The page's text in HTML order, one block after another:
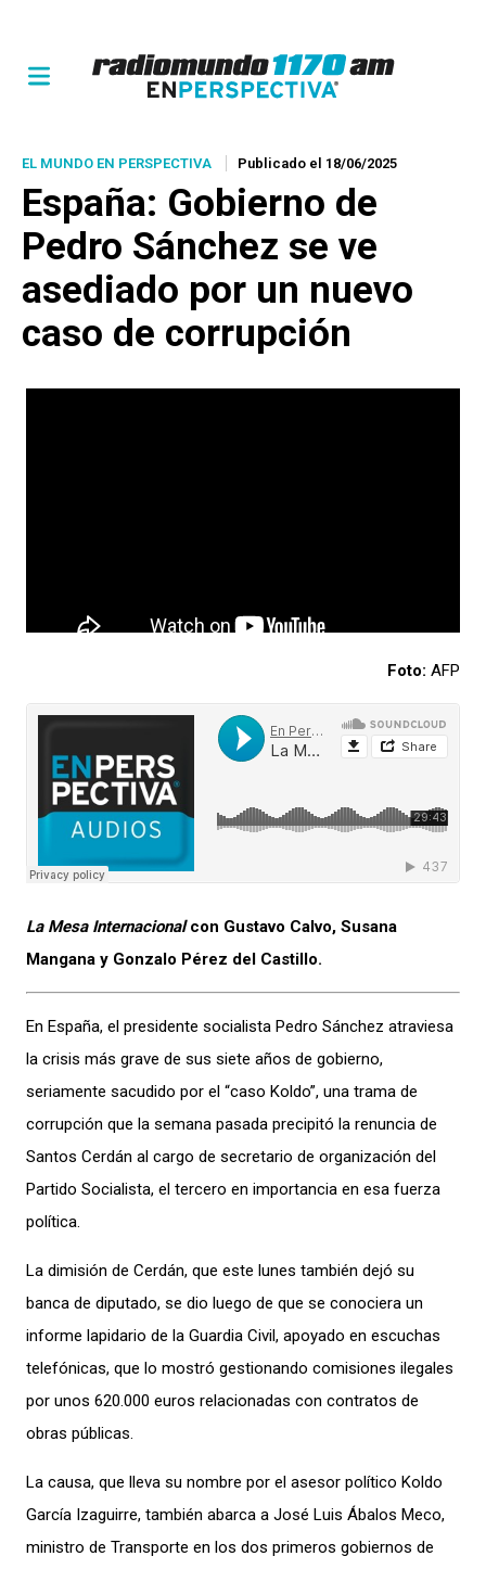
EL MUNDO EN PERSPECTIVA Publicado el 18/06/2025
España: Gobierno de
Pedro Sánchez se ve
asediado por un nuevo
caso de corrupción
Foto: AFP
La Mesa Internacionalcon Gustavo Calvo, Susana
Mangana y Gonzalo Pérez del Castillo.
En España, el presidente socialista Pedro Sánchez atraviesa
la crisis más grave de sus siete años de gobierno,
seriamente sacudido por el “caso Koldo”, una trama de
corrupción que la semana pasada precipitó la renuncia de
Santos Cerdán al cargo de secretario de organización del
Partido Socialista, el tercero en importancia en esa fuerza
política.
La dimisión de Cerdán, que este lunes también dejó su
banca de diputado, se dio luego de que se conociera un
informe lapidario de la Guardia Civil, apoyado en escuchas
telefónicas, que lo mostró gestionando comisiones ilegales
por unos 620.000 euros relacionadas con contratos de
obras públicas.
La causa, que lleva su nombre por el asesor político Koldo
García Izaguirre, también abarca a José Luis Ábalos Meco,
ministro de Transporte en los dos primeros gobiernos de